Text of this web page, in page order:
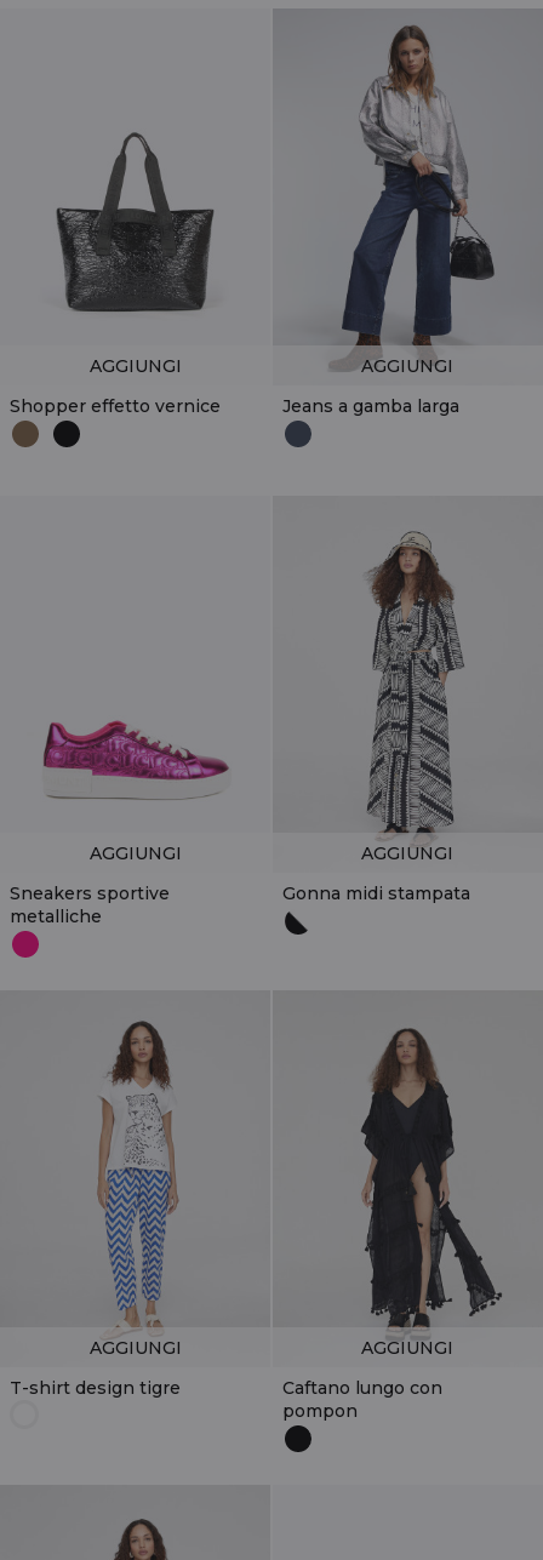
Shopper effetto vernice
AGGIUNGI
Jeans a gamba larga
AGGIUNGI
Sneakers sportive
metalliche
AGGIUNGI
Gonna midi stampata
AGGIUNGI
T-shirt design tigre
AGGIUNGI
Caftano lungo con
pompon
AGGIUNGI